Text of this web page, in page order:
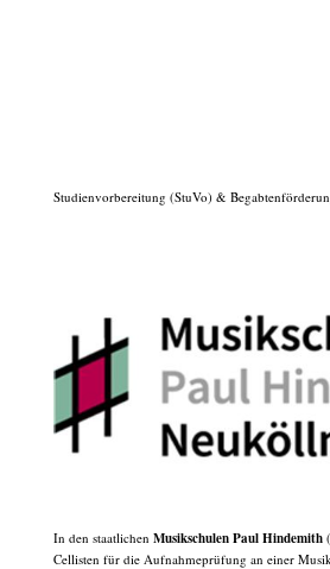
Studienvorbereitung (StuVo) &
In den staatlichen Musikschulen Paul Hindemith
Cellisten für die Aufnahmeprüfung an einer